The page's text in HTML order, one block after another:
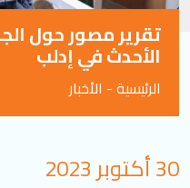
الأخبار والموارد
المدونة
تقرير مصور حول
الأحدث في إدلب
الرئيسية- الأخبار
30 أكتوبر 2023